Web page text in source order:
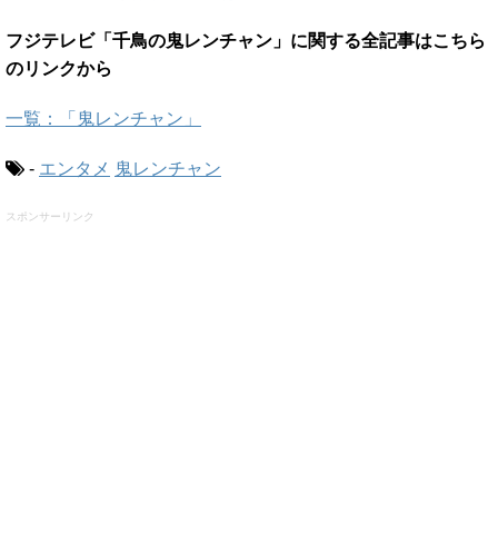
フジテレビ「千鳥の鬼レンチャン」に関する全記事はこちら
のリンクから
一覧：「鬼レンチャン」
- エンタメ 鬼レンチャン
スポンサーリンク